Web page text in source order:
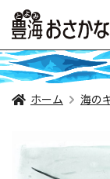
ホーム 海の